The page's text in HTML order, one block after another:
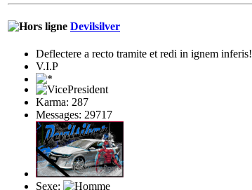
Devilsilver
Deflectere a recto tramite et redi in ignem inferis!
V.I.P
Karma: 287
Messages: 29717
Sexe: